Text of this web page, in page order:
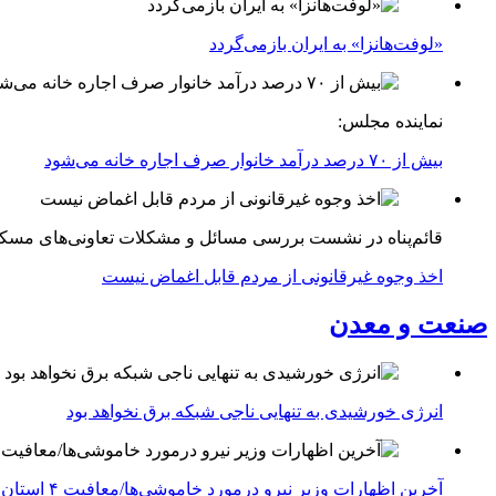
«لوفت‌هانزا» به ایران بازمی‌گردد
نماینده مجلس:
بیش از ۷۰ درصد درآمد خانوار صرف اجاره خانه می‌شود
قائم‌پناه در نشست بررسی مسائل و مشکلات تعاونی‌های
اخذ وجوه غیرقانونی از مردم قابل اغماض نیست
صنعت و معدن
انرژی خورشیدی به تنهایی ناجی شبکه برق نخواهد بود
آخرین اظهارات وزیر نیرو درمورد خاموشی‌ها/معافیت ۴ استان جنوبی درگیر جنگ از قطعی برق